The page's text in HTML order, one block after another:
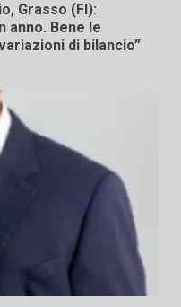
Grasso (FI):
anno. Bene le
di bilancio”